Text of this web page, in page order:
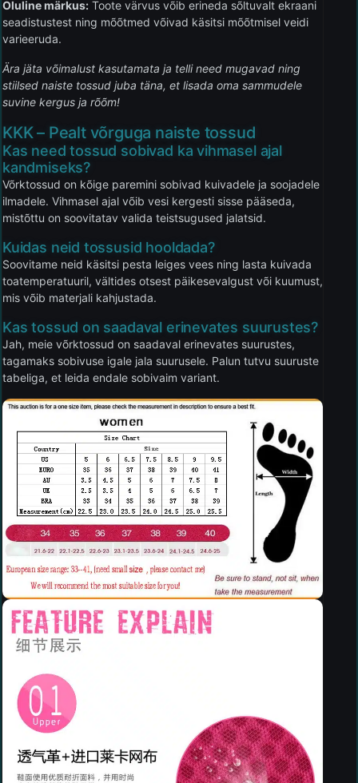
Oluline märkus: Toote värvus võib erineda sõltuvalt ekraani
seadistustest ning mõõtmed võivad käsitsi mõõtmisel veidi
varieeruda.
Ära jäta võimalust kasutamata ja telli need mugavad ning
stiilsed naiste tossud juba täna, et lisada oma sammudele
suvine kergus ja rõõm!
KKK – Pealt võrguga naiste tossud
Kas need tossud sobivad ka vihmasel ajal
kandmiseks?
Võrktossud on kõige paremini sobivad kuivadele ja soojadele
ilmadele. Vihmasel ajal võib vesi kergesti sisse pääseda,
mistõttu on soovitatav valida teistsugused jalatsid.
Kuidas neid tossusid hooldada?
Soovitame neid käsitsi pesta leiges vees ning lasta kuivada
toatemperatuuril, vältides otsest päikesevalgust või kuumust,
mis võib materjali kahjustada.
Kas tossud on saadaval erinevates suurustes?
Jah, meie võrktossud on saadaval erinevates suurustes,
tagamaks sobivuse igale jala suurusele. Palun tutvu suuruste
tabeliga, et leida endale sobivaim variant.